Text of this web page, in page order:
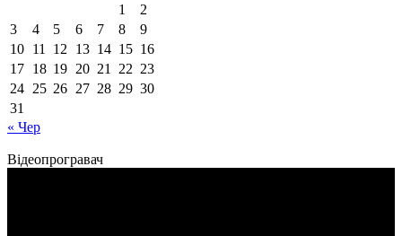
1
2
3
4 5 6 7 8
9
10 11 12 13 14 15 16
17 18 19 20 21 22 23
24 25 26 27 28 29 30
31
« Чер
Відеопрогравач